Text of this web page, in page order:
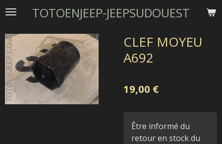
Passer
contenu
principal
TOTOENJEEP-JEEPSUDOUEST
CLEF MOYEU
A692
19,00 €
Être informé du
retour en stock du